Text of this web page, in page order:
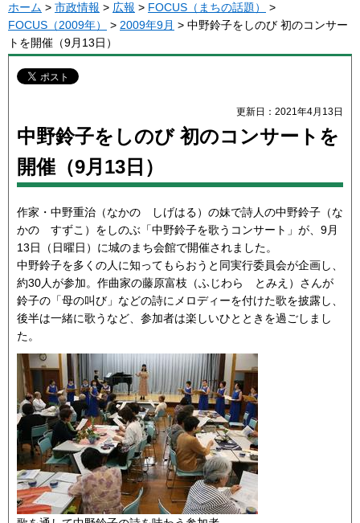
ホーム > 市政情報 > 広報 > FOCUS（まちの話題）
>
FOCUS（2009年）
> 2009年9月 > 中野鈴子をしのび 初のコンサー
トを開催（9月13日）
更新日：2021年4月13日
中野鈴子をしのび 初のコンサートを
開催（9月13日）
作家・中野重治（なかの しげはる）の妹で詩人の中野鈴子（な
かの すずこ）をしのぶ「中野鈴子を歌うコンサート」が、9月
13日（日曜日）に城のまち会館で開催されました。
中野鈴子を多くの人に知ってもらおうと同実行委員会が企画し、
約30人が参加。作曲家の藤原富枝（ふじわら とみえ）さんが
鈴子の「母の叫び」などの詩にメロディーを付けた歌を披露し、
後半は一緒に歌うなど、参加者は楽しいひとときを過ごしまし
た。